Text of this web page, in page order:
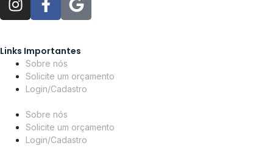
Links Importantes
Sobre nós
Solicite um orçamento
Login/Cadastro
Sobre nós
Solicite um orçamento
Login/Cadastro